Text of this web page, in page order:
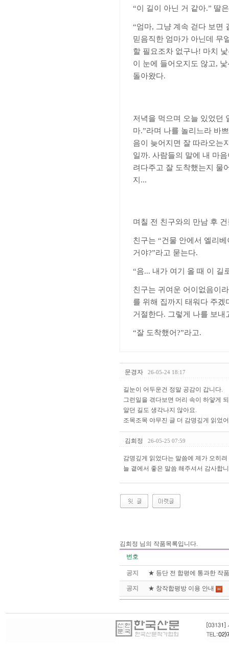
“이 길이 아닌 거 같아.” 딸
“엄마, 그냥 계속 걷다 보면
믿음직한 엄마가 아닌데 무
할 필요조차 없구나! 마치
이 눈에 들어오지도 않고,
돌아왔다.
저녁을 먹으며 오늘 있었던
마.”라며 나를 놀리느라 바
음이 늦어지면 잘 따라오는
일까. 사람들의 말에 내 마
려다주고 잘 도착했는지 물
지...
며칠 전 친구와의 만남 후
친구는 “건물 안에서 엘리
거야?”라고 묻는다.
“음... 내가 여기 올 때 이 길
친구는 귀여운 어이없음이
를 위해 집까지 태워다 주
거절한다. 그렇게 나를 보내
“잘 도착했어?”라고.
문경자 26-05-24 18:17
길눈이 어두운건 정말 공감이 갑니다.
그런일을 겪다보면 머리 속이 하얗게
알던 길도 생각나지 않아요.
조목조목 야무진 글 더 감명깊게 읽었
김희정 26-05-25 07:59
감명깊게 읽었다는 말씀에 제가 오히
늘 곁에서 좋은 말씀 해주셔서 감사합
김희정 님의 작품목록입니다.
번호
공지 ★ 등단 전 합평에 통과한 작
공지 ★ 창작합평방 이용 안내